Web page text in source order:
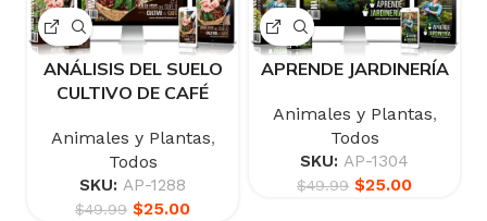
ANÁLISIS DEL SUELO
CULTIVO DE CAFÉ
Animales y Plantas,
Todos
SKU: AP-1288
$49.99 $25.00
APRENDE JARDINERÍA
Animales y Plantas,
Todos
SKU: AP-1304
$49.99 $25.00